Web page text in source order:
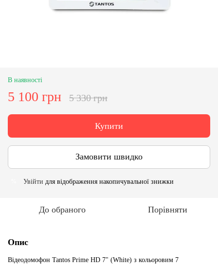
В наявності
5 100 грн 5 330 грн
Купити
Замовити швидко
Увійти для відображення накопичувальної знижки
До обраного Порівняти
Опис
Відеодомофон Tantos Prime HD 7" (White) з кольоровим 7